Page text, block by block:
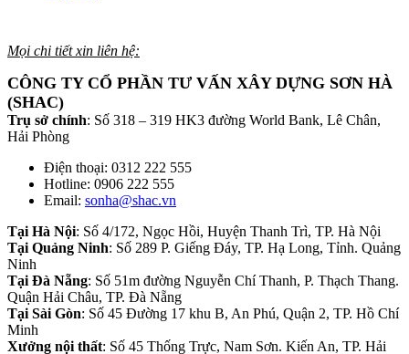
Mọi chi tiết xin liên hệ:
CÔNG TY CỔ PHẦN TƯ VẤN XÂY DỰNG SƠN HÀ
(SHAC)
Trụ sở chính: Số 318 – 319 HK3 đường World Bank, Lê Chân,
Hải Phòng
Điện thoại: 0312 222 555
Hotline: 0906 222 555
Email: sonha@shac.vn
Tại Hà Nội: Số 4/172, Ngọc Hồi, Huyện Thanh Trì, TP. Hà Nội
Tại Quảng Ninh: Số 289 P. Giếng Đáy, TP. Hạ Long, Tỉnh. Quảng
Ninh
Tại Đà Nẵng: Số 51m đường Nguyễn Chí Thanh, P. Thạch Thang.
Quận Hải Châu, TP. Đà Nẵng
Tại Sài Gòn: Số 45 Đường 17 khu B, An Phú, Quận 2, TP. Hồ Chí
Minh
Xưởng nội thất: Số 45 Thống Trực, Nam Sơn. Kiến An, TP. Hải